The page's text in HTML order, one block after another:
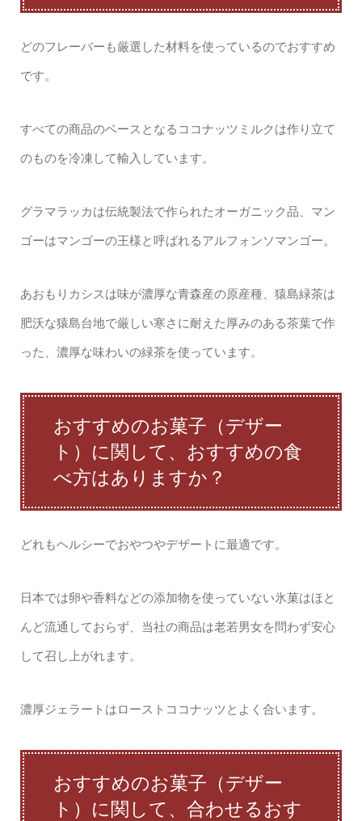
どのフレーバーも厳選した材料を使っているのでおすすめ
です。
すべての商品のベースとなるココナッツミルクは作り立て
のものを冷凍して輸入しています。
グラマラッカは伝統製法で作られたオーガニック品、マン
ゴーはマンゴーの王様と呼ばれるアルフォンソマンゴー。
あおもりカシスは味が濃厚な青森産の原産種、猿島緑茶は
肥沃な猿島台地で厳しい寒さに耐えた厚みのある茶葉で作
った、濃厚な味わいの緑茶を使っています。
おすすめのお菓子（デザー
ト）に関して、おすすめの食
べ方はありますか？
どれもヘルシーでおやつやデザートに最適です。
日本では卵や香料などの添加物を使っていない氷菓はほと
んど流通しておらず、当社の商品は老若男女を問わず安心
して召し上がれます。
濃厚ジェラートはローストココナッツとよく合います。
おすすめのお菓子（デザー
ト）に関して、合わせるおす